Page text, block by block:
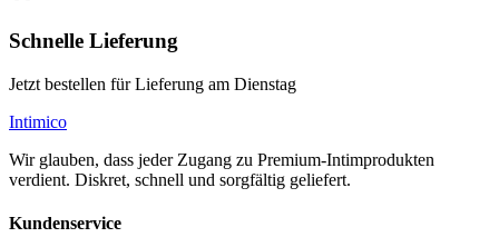
Schnelle Lieferung
Jetzt bestellen für Lieferung am Dienstag
Intimico
Wir glauben, dass jeder Zugang zu Premium-Intimprodukten
verdient. Diskret, schnell und sorgfältig geliefert.
Kundenservice